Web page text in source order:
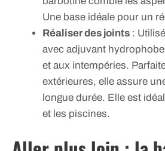
Une base idéale pour un
Réaliser des joints :
avec adjuvant
et aux intempéries.
extérieures, elle assure
longue durée. Elle est
et les piscines.